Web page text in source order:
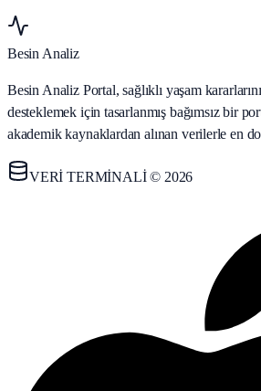
Besin Analiz
Besin Analiz Portal, sağlıklı yaşam
desteklemek için tasarlanmış bağımsız bir
akademik kaynaklardan alınan verilerle en
VERİ TERMİNALİ © 2026